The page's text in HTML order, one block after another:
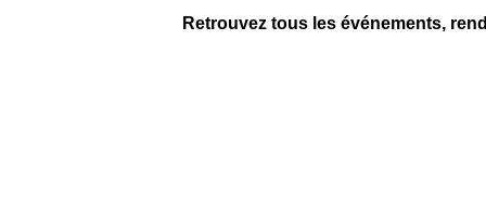
Retrouvez tous les événements,